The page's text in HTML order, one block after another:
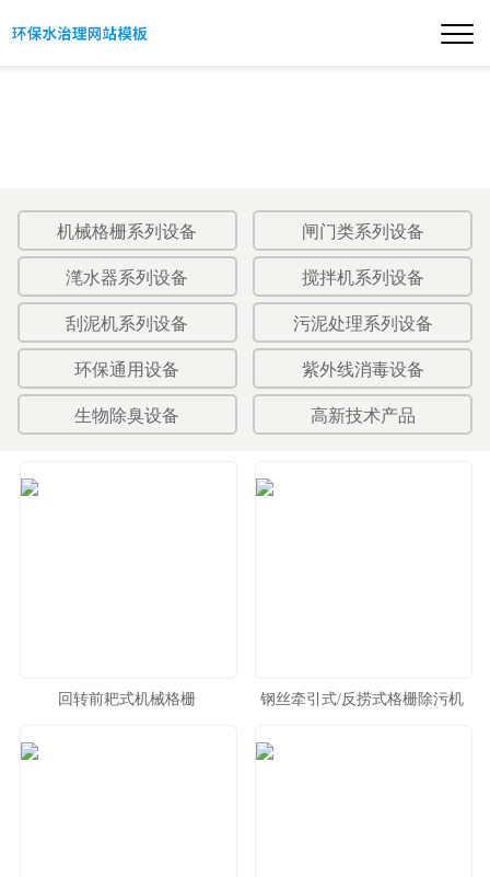
机械格栅系列设备 闸门类系列设备
滗水器系列设备 搅拌机系列设备
刮泥机系列设备 污泥处理系列设备
环保通用设备 紫外线消毒设备
生物除臭设备 高新技术产品
回转前耙式机械格栅 钢丝牵引式/反捞式格栅除污机